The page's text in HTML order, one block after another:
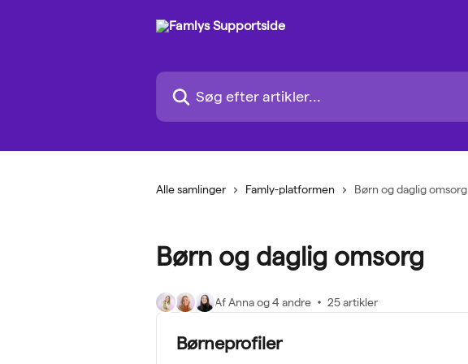
Søg efter artikler...
Alle samlinger Famly-platformen Børn og daglig omsorg
Børn og daglig omsorg
Af Anna og 4 andre 25 artikler
Børneprofiler